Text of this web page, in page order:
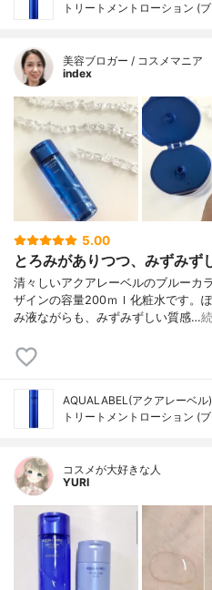
トリートメントローション (
美容ブロガー / コスメマニア
index
5.00
とろみがありつつ、みずみず
清々しいアクアレーベルのブルーカ
ザインの容量200ｍｌ化粧水です。
み液ながらも、みずみずしい質感…
AQUALABEL(アクアレーベル)
トリートメントローション (
コスメが大好きな人
YURI